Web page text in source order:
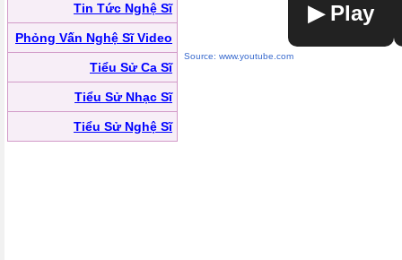
Tin Tức Nghệ Sĩ
Phỏng Vấn Nghệ Sĩ Video
Tiểu Sử Ca Sĩ
Tiểu Sử Nhạc Sĩ
Tiểu Sử Nghệ Sĩ
▶ Play
Source: www.youtube.com